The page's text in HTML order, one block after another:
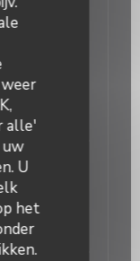
alle'
uw
U
het
~
de
et